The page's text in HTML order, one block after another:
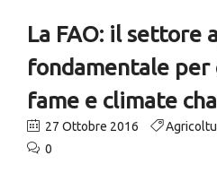
La FAO: il settore
fondamentale per
fame e climate
27 Ottobre 2016
0